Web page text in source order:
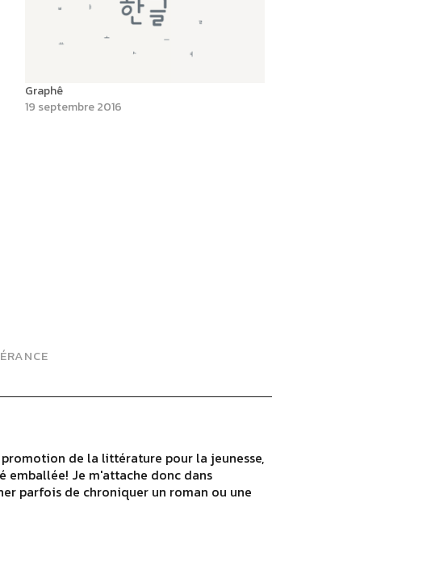
Graphê
19 septembre 2016
de la littérature pour la jeunesse,
Je m'attache donc dans
parfois de chroniquer un roman ou une